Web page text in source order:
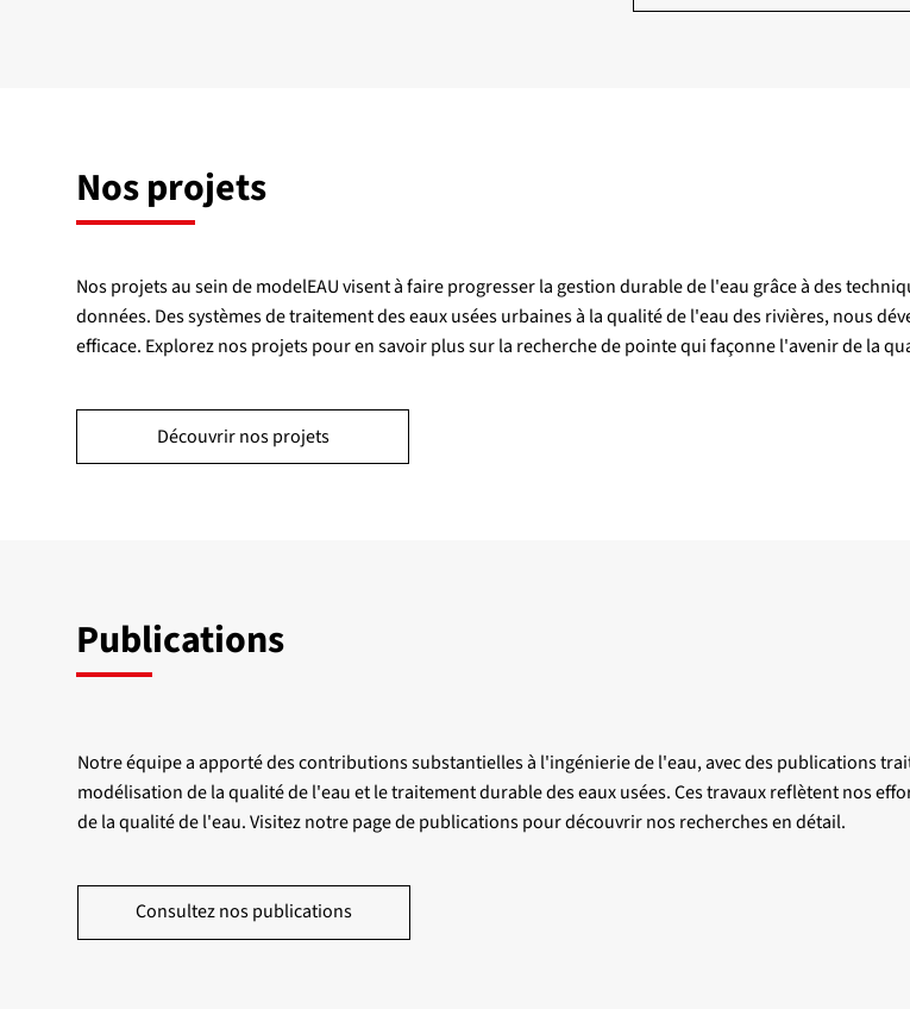
Nos projets
Nos projets au sein de modelEAU visent à faire progresser la gestion durable de l'eau grâce à des
données. Des systèmes de traitement des eaux usées urbaines à la qualité de l'eau des rivières, nous
efficace. Explorez nos projets pour en savoir plus sur la recherche de pointe qui façonne l'avenir de la
Découvrir nos projets
Publications
Notre équipe a apporté des contributions substantielles à l'ingénierie de l'eau, avec des publications
modélisation de la qualité de l'eau et le traitement durable des eaux usées. Ces travaux reflètent nos
de la qualité de l'eau. Visitez notre page de publications pour découvrir nos recherches en détail.
Consultez nos publications